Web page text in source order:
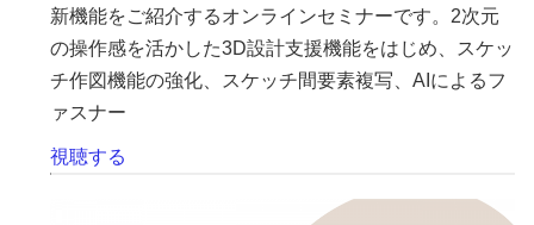
新機能をご紹介するオンラインセミナーです。2次元
の操作感を活かした3D設計支援機能をはじめ、スケッ
チ作図機能の強化、スケッチ間要素複写、AIによるフ
ァスナー
視聴する